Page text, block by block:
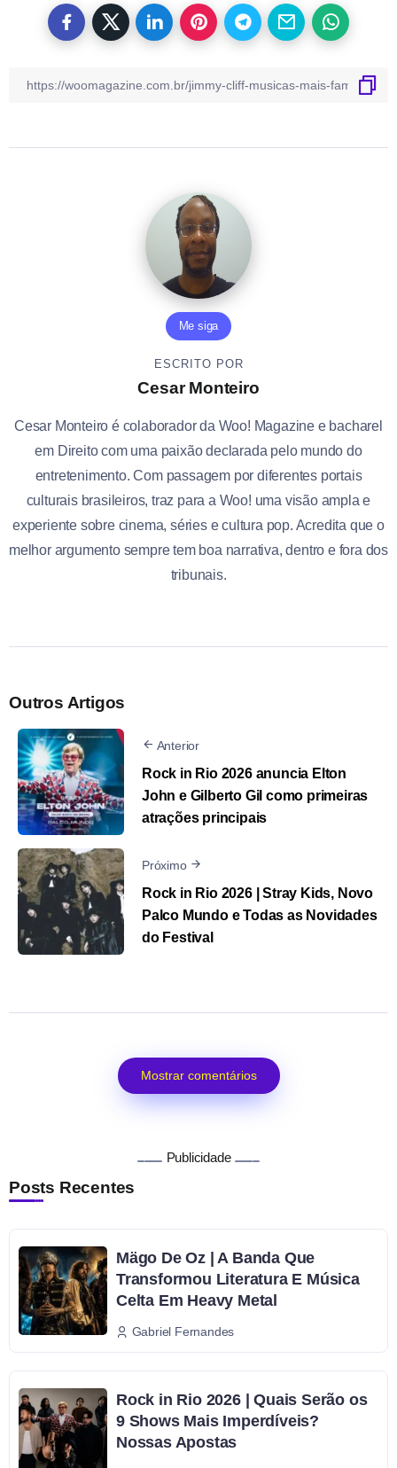
Me siga
ESCRITO POR
Cesar Monteiro
Cesar Monteiro é colaborador da Woo! Magazine e bacharel
em Direito com uma paixão declarada pelo mundo do
entretenimento. Com passagem por diferentes portais
culturais brasileiros, traz para a Woo! uma visão ampla e
experiente sobre cinema, séries e cultura pop. Acredita que o
melhor argumento sempre tem boa narrativa, dentro e fora dos
tribunais.
Outros Artigos
Anterior
Rock in Rio 2026 anuncia Elton
John e Gilberto Gil como primeiras
atrações principais
Próximo
Rock in Rio 2026 | Stray Kids, Novo
Palco Mundo e Todas as Novidades
do Festival
Mostrar comentários
Publicidade
Posts Recentes
Mägo De Oz | A Banda Que
Transformou Literatura E Música
Celta Em Heavy Metal
Gabriel Fernandes
Rock in Rio 2026 | Quais Serão os
9 Shows Mais Imperdíveis?
Nossas Apostas